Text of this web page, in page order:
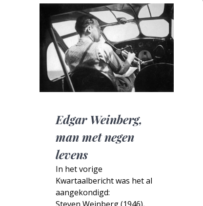
Edgar Weinberg,
man met negen
levens
In het vorige
Kwartaalbericht was het al
aangekondigd: